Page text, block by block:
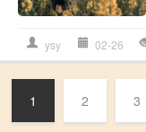
ysy 02-26
1 2 3